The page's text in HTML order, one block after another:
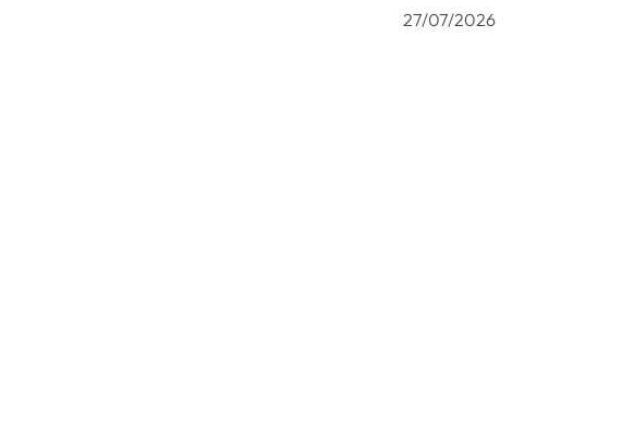
27/07/2026